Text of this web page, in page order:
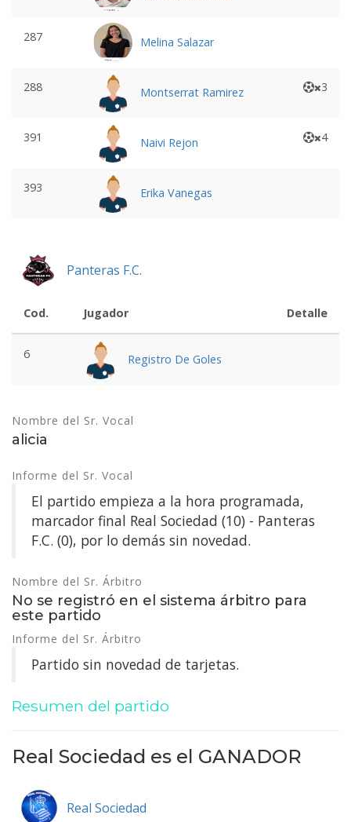
287 Melina Salazar
288 Montserrat Ramirez 3
391 Naivi Rejon 4
393 Erika Vanegas
Panteras F.C.
Cod. Jugador Detalle
6 Registro De Goles
Nombre del Sr. Vocal
alicia
Informe del Sr. Vocal
El partido empieza a la hora programada,
marcador final Real Sociedad (10) - Panteras
F.C. (0), por lo demás sin novedad.
Nombre del Sr. Árbitro
No se registró en el sistema árbitro para
este partido
Informe del Sr. Árbitro
Partido sin novedad de tarjetas.
Resumen del partido
Real Sociedad es el GANADOR
Real Sociedad